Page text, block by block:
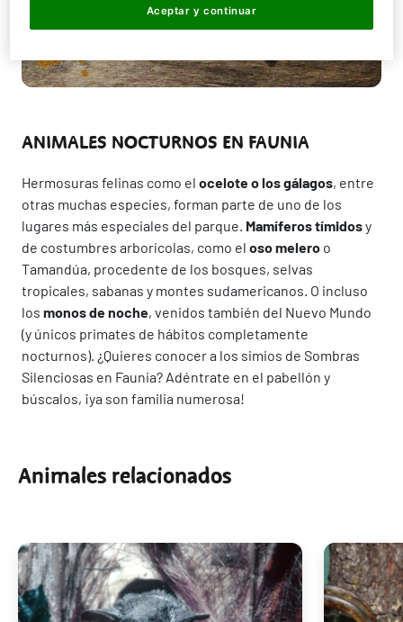
ANIMALES NOCTURNOS EN FAUNIA
Hermosuras felinas como el ocelote o los gálagos, entre
otras muchas especies, forman parte de uno de los
lugares más especiales del parque. Mamíferos tímidosy
de costumbres arborícolas, como el oso melero o
Tamandúa, procedente de los bosques, selvas
tropicales, sabanas y montes sudamericanos. O incluso
los monos de noche, venidos también del Nuevo Mundo
(y únicos primates de hábitos completamente
nocturnos). ¿Quieres conocer a los simios de Sombras
Silenciosas en Faunia? Adéntrate en el pabellón y
búscalos, ¡ya son familia numerosa!
Animales relacionados
Aceptar y continuar